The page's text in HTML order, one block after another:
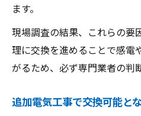
ます。
現場調査の結果、これらの要
理に交換を進めることで感電
がるため、必ず専門業者の判
追加電気工事で交換可能と